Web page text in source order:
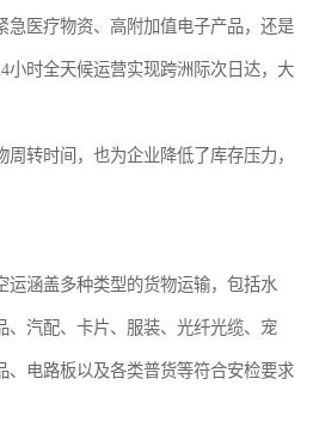
急医疗物资、高附加值电子产品，还是
小时全天候运营实现跨洲际次日达，大
转时间，也为企业降低了库存压力，
运涵盖多种类型的货物运输，包括水
、汽配、卡片、服装、光纤光缆、宠
、电路板以及各类普货等符合安检要求